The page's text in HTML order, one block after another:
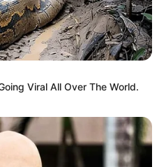
Viral All Over The World.